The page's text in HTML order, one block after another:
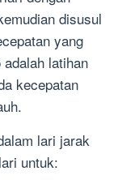
disusul
yang
latihan
kecepatan
lari jarak
untuk: